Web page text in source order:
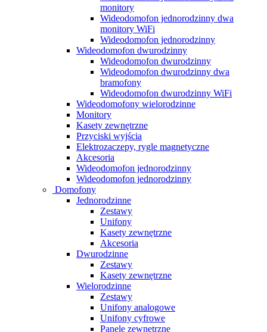
monitory
Wideodomofon jednorodzinny dwa
monitory WiFi
Wideodomofon jednorodzinny
Wideodomofon dwurodzinny
Wideodomofon dwurodzinny
Wideodomofon dwurodzinny dwa
bramofony
Wideodomofon dwurodzinny WiFi
Wideodomofony wielorodzinne
Monitory
Kasety zewnętrzne
Przyciski wyjścia
Elektrozaczepy, rygle magnetyczne
Akcesoria
Wideodomofon jednorodzinny
Wideodomofon jednorodzinny
Domofony
Jednorodzinne
Zestawy
Unifony
Kasety zewnętrzne
Akcesoria
Dwurodzinne
Zestawy
Kasety zewnętrzne
Wielorodzinne
Zestawy
Unifony analogowe
Unifony cyfrowe
Panele zewnętrzne